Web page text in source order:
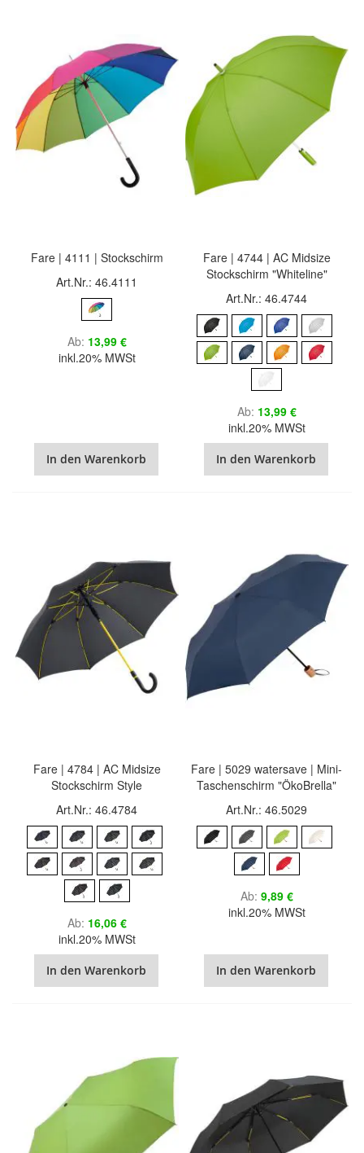
Fare | 4111 | Stockschirm
Art.Nr.: 46.4111
Ab 13,99 €
inkl.20% MWSt
In den Warenkorb
Fare | 4744 | AC Midsize
Stockschirm "Whiteline"
Art.Nr.: 46.4744
Ab 13,99 €
inkl.20% MWSt
In den Warenkorb
Fare | 4784 | AC Midsize
Stockschirm Style
Art.Nr.: 46.4784
Ab 16,06 €
inkl.20% MWSt
In den Warenkorb
Fare | 5029 watersave | Mini-
Taschenschirm "ÖkoBrella"
Art.Nr.: 46.5029
Ab 9,89 €
inkl.20% MWSt
In den Warenkorb